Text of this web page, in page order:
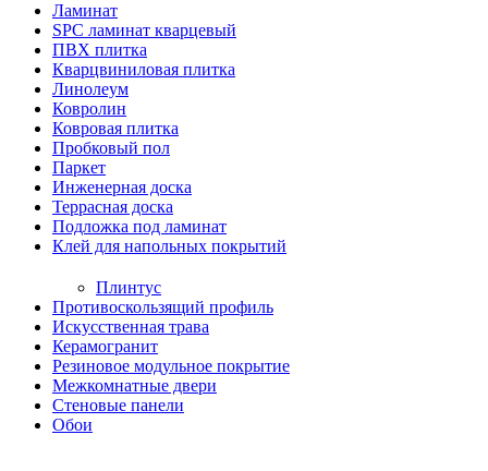
Ламинат
SPC ламинат кварцевый
ПВХ плитка
Кварцвиниловая плитка
Линолеум
Ковролин
Ковровая плитка
Пробковый пол
Паркет
Инженерная доска
Террасная доска
Подложка под ламинат
Клей для напольных покрытий
Плинтус
Противоскользящий профиль
Искусственная трава
Керамогранит
Резиновое модульное покрытие
Межкомнатные двери
Стеновые панели
Обои